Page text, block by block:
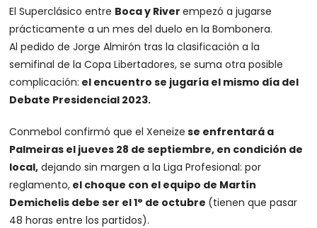
El Superclásico entre Boca y Riverempezó a jugarse
prácticamente a un mes del duelo en la Bombonera.
Al pedido de Jorge Almirón tras la clasificación a la
semifinal de la Copa Libertadores, se suma otra posible
complicación: el encuentro se jugaría el mismo día del
Debate Presidencial 2023.
Conmebol confirmó que el Xeneize se enfrentará a
Palmeiras el jueves 28 de septiembre, en condición de
local, dejando sin margen a la Liga Profesional: por
reglamento, el choque con el equipo de Martín
Demichelis debe ser el 1° de octubre (tienen que pasar
48 horas entre los partidos).